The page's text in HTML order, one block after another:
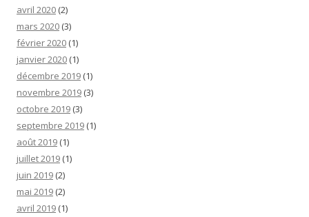
avril 2020 (2)
mars 2020 (3)
février 2020 (1)
janvier 2020 (1)
décembre 2019 (1)
novembre 2019 (3)
octobre 2019 (3)
septembre 2019 (1)
août 2019 (1)
juillet 2019 (1)
juin 2019 (2)
mai 2019 (2)
avril 2019 (1)